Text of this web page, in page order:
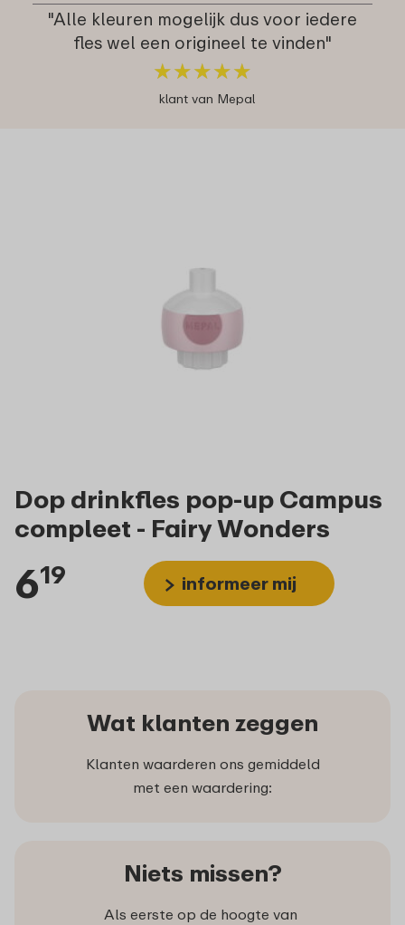
"Alle kleuren mogelijk dus voor iedere
fles wel een origineel te vinden"
★★★★★
★★★★★
klant van Mepal
Dop drinkfles pop-up Campus
compleet - Fairy Wonders
619 informeer mij
Wat klanten zeggen
Klanten waarderen ons gemiddeld
met een waardering:
Niets missen?
Als eerste op de hoogte van